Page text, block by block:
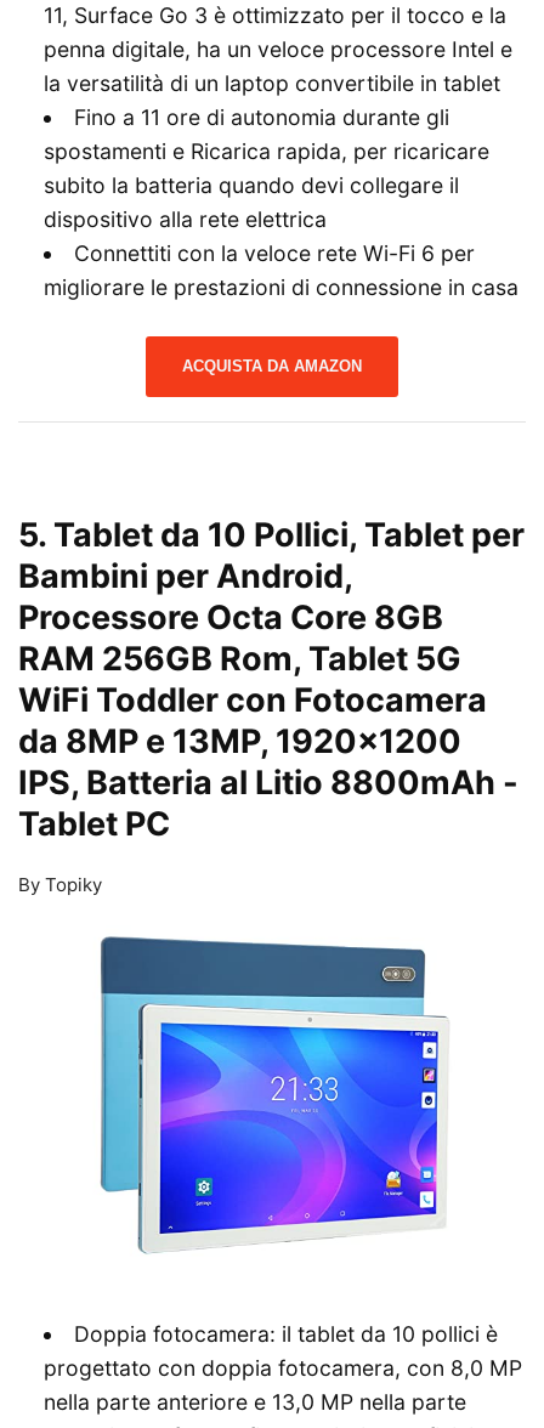
11, Surface Go 3 è ottimizzato per il tocco e la
penna digitale, ha un veloce processore Intel e
la versatilità di un laptop convertibile in tablet
Fino a 11 ore di autonomia durante gli
spostamenti e Ricarica rapida, per ricaricare
subito la batteria quando devi collegare il
dispositivo alla rete elettrica
Connettiti con la veloce rete Wi-Fi 6 per
migliorare le prestazioni di connessione in casa
ACQUISTA DA AMAZON
5. Tablet da 10 Pollici, Tablet per
Bambini per Android,
Processore Octa Core 8GB
RAM 256GB Rom, Tablet 5G
WiFi Toddler con Fotocamera
da 8MP e 13MP, 1920×1200
IPS, Batteria al Litio 8800mAh -
Tablet PC
By Topiky
Doppia fotocamera: il tablet da 10 pollici è
progettato con doppia fotocamera, con 8,0 MP
nella parte anteriore e 13,0 MP nella parte